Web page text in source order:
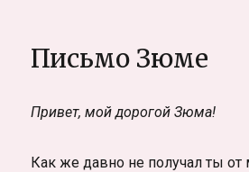
в
Новосибирской
Письмо Зюме
Привет, мой дорогой Зюма!
Как же давно не получал ты от